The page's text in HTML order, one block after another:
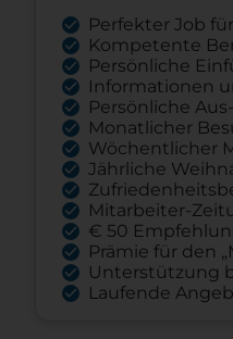
Perfekter Job
Kompetente
Persönliche
Informationen
Persönliche
Monatlicher
Wöchentlicher
Jährliche
Mitarbeiter-
€ 50
Prämie für den
Unterstützung
Laufende